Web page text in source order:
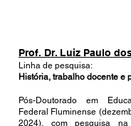
Prof. Dr. Luiz Paulo
Linha de pesquisa:
História, trabalho docente e
Pós-Doutorado em
Federal Fluminense
2024), com pesquisa